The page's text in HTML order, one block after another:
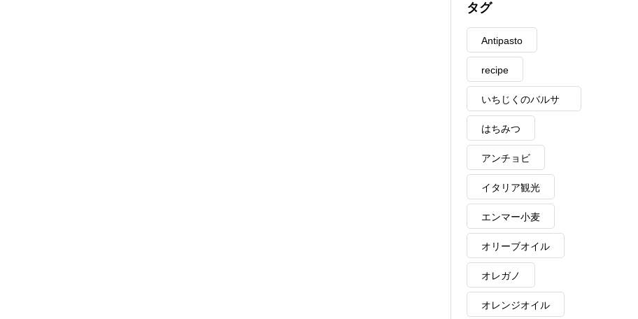
タグ
Antipasto
recipe
いちじくのバルサ
ミコ
はちみつ
アンチョビ
イタリア観光
エンマー小麦
オリーブオイル
オレガノ
オレンジオイル